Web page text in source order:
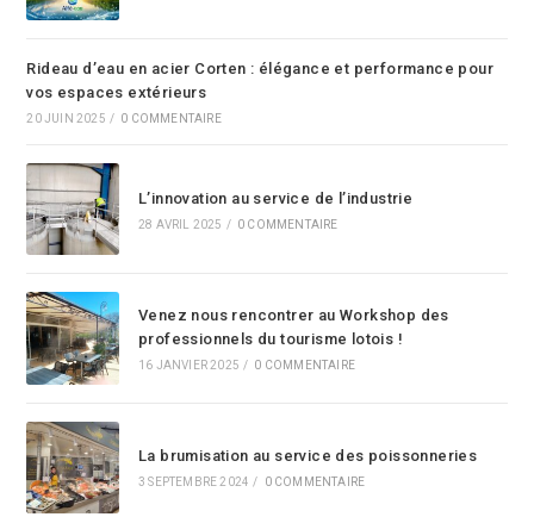
Rideau d’eau en acier Corten : élégance et performance pour
vos espaces extérieurs
20 JUIN 2025 / 0 COMMENTAIRE
L’innovation au service de l’industrie
28 AVRIL 2025 / 0 COMMENTAIRE
Venez nous rencontrer au Workshop des
professionnels du tourisme lotois !
16 JANVIER 2025 / 0 COMMENTAIRE
La brumisation au service des poissonneries
3 SEPTEMBRE 2024 / 0 COMMENTAIRE